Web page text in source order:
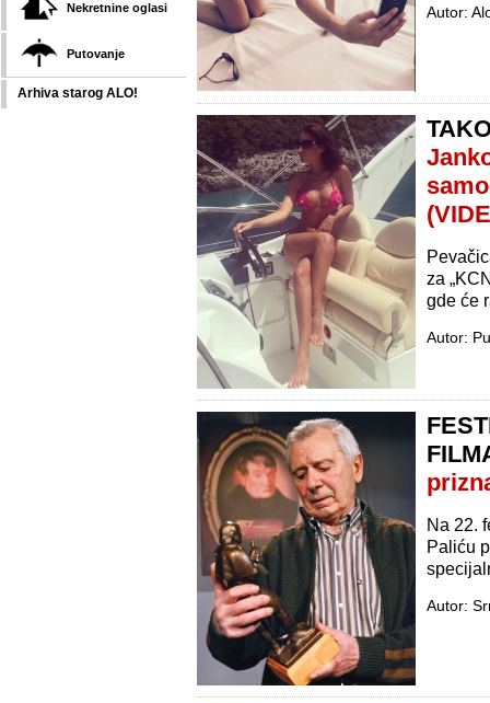
Nekretnine oglasi
Putovanje
Arhiva starog ALO!
Autor:
za
gde će
Autor:
Na 22.
Paliću
Autor: